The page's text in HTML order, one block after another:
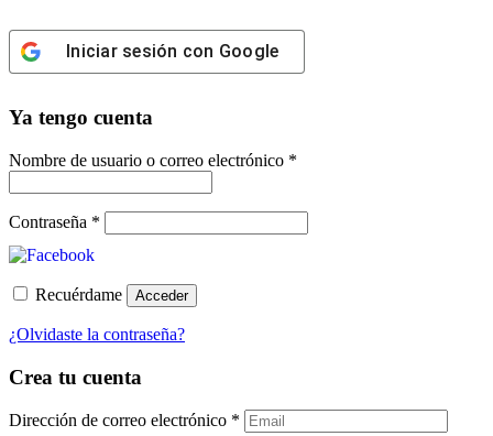
Iniciar sesión con Google
Ya tengo cuenta
Nombre de usuario o correo electrónico *
Contraseña *
Recuérdame Acceder
¿Olvidaste la contraseña?
Crea tu cuenta
Dirección de correo electrónico *